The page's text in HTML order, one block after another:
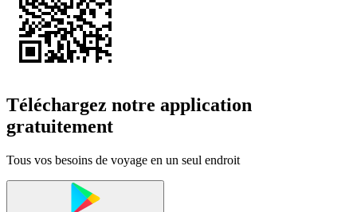
Téléchargez notre application
gratuitement
Tous vos besoins de voyage en un seul endroit